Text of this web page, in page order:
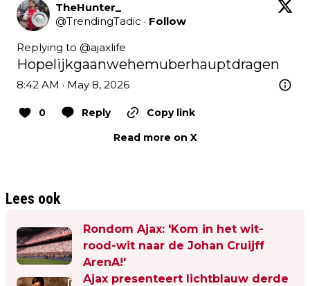
TheHunter_
@TrendingTadic · Follow
Replying to @ajaxlife
Hopelijkgaanwehemuberhauptdragen
8:42 AM · May 8, 2026
0 Reply
Copy link
Read more on X
Lees ook
Rondom Ajax: 'Kom in het wit-
rood-wit naar de Johan Cruijff
ArenA!'
Ajax presenteert lichtblauw derde